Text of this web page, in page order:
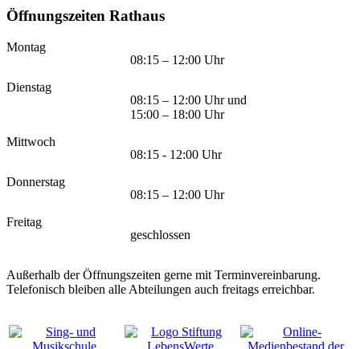
Öffnungszeiten Rathaus
Montag
08:15 – 12:00 Uhr
Dienstag
08:15 – 12:00 Uhr und
15:00 – 18:00 Uhr
Mittwoch
08:15 - 12:00 Uhr
Donnerstag
08:15 – 12:00 Uhr
Freitag
geschlossen
Außerhalb der Öffnungszeiten gerne mit Terminvereinbarung.
Telefonisch bleiben alle Abteilungen auch freitags erreichbar.